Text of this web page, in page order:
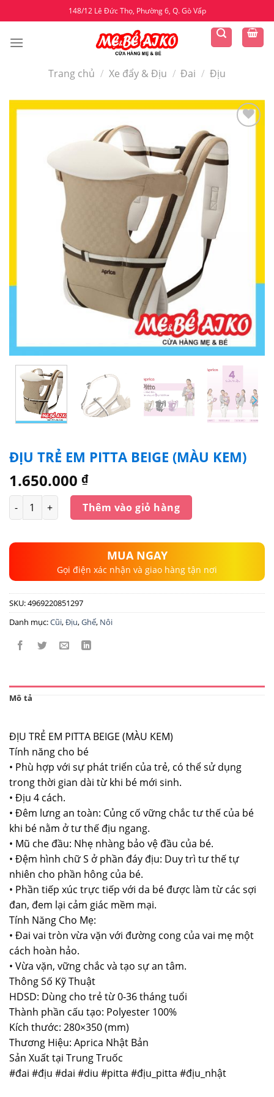
to
content
148/12 Lê Đức Thọ, Phường 6, Q. Gò Vấp
Trang chủ / Xe đẩy & Địu / Đai / Địu
ĐỊU TRẺ EM PITTA BEIGE (MÀU KEM)
1.650.000 ₫
Số lượng Thêm vào giỏ hàng
MUA NGAY
Gọi điện xác nhận và giao hàng tận nơi
SKU:4969220851297
Danh mục:Cũi,Địu,Ghế, Nôi
Mô tả
ĐỊU TRẺ EM PITTA BEIGE (MÀU KEM)
Tính năng cho bé
• Phù hợp với sự phát triển của trẻ, có thể sử dụng
trong thời gian dài từ khi bé mới sinh.
• Địu 4 cách.
• Đêm lưng an toàn: Củng cố vững chắc tư thế của bé
khi bé nằm ở tư thế địu ngang.
• Mũ che đầu: Nhẹ nhàng bảo vệ đầu của bé.
• Đệm hình chữ S ở phần đáy địu: Duy trì tư thế tự
nhiên cho phần hông của bé.
• Phần tiếp xúc trực tiếp với da bé được làm từ các sợi
đan, đem lại cảm giác mềm mại.
Tính Năng Cho Mẹ:
• Đai vai tròn vừa vặn với đường cong của vai mẹ một
cách hoàn hảo.
• Vừa vặn, vững chắc và tạo sự an tâm.
Thông Số Kỹ Thuật
HDSD: Dùng cho trẻ từ 0-36 tháng tuổi
Thành phần cấu tạo: Polyester 100%
Kích thước: 280×350 (mm)
Thương Hiệu: Aprica Nhật Bản
Sản Xuất tại Trung Truốc
#đai #địu #dai #diu #pitta #địu_pitta #địu_nhật